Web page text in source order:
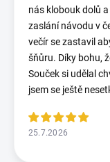
nás klobouk dolů
zaslání návodu v
večír se zastavil
šňůru. Díky bohu,
Souček si udělal
jsem se ještě
25.7.2026